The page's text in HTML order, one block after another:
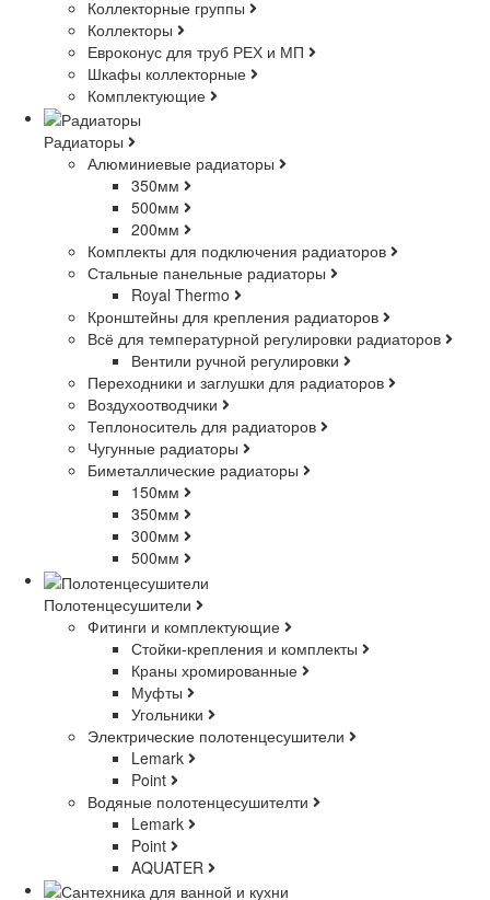
Коллекторные группы
Коллекторы
Евроконус для труб РЕХ и МП
Шкафы коллекторные
Комплектующие
Радиаторы
Алюминиевые радиаторы
350мм
500мм
200мм
Комплекты для подключения радиаторов
Стальные панельные радиаторы
Royal Thermo
Кронштейны для крепления радиаторов
Всё для температурной регулировки радиаторов
Вентили ручной регулировки
Переходники и заглушки для радиаторов
Воздухоотводчики
Теплоноситель для радиаторов
Чугунные радиаторы
Биметаллические радиаторы
150мм
350мм
300мм
500мм
Полотенцесушители
Фитинги и комплектующие
Стойки-крепления и комплекты
Краны хромированные
Муфты
Угольники
Электрические полотенцесушители
Lemark
Point
Водяные полотенцесушителти
Lemark
Point
AQUATER